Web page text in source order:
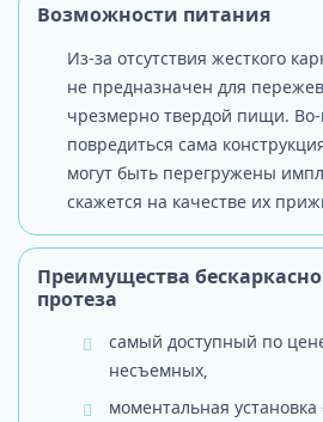
Возможности питания
Из-за отсутствия жесткого
не предназначен для
чрезмерно твердой пищи.
повредиться сама
могут быть перегружены
скажется на качестве их
Преимущества
протеза
самый доступный по
несъемных,
моментальная